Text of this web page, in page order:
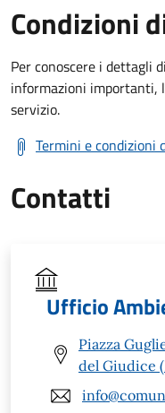
Condizioni
Per conoscere i dettagli
informazioni importanti,
servizio.
Termini e condizioni
Contatti
Ufficio
Piazza
del Giudice